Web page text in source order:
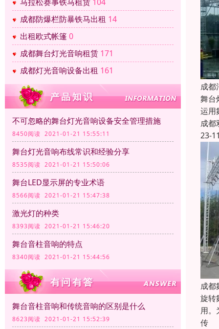
成都防爆栏防暴铁马出租 14
出租欧式帐篷 0
成都舞台灯光音响租赁 171
成都灯光音响设备出租 161
不可忽略的舞台灯光音响设备安全管理措施
8450阅读 2021-01-21 15:55:11
舞台灯光音响布线常识和经验分享
8535阅读 2021-01-21 15:50:06
舞台LED显示屏的专业术语
8566阅读 2021-01-21 15:47:38
激光灯的种类
8393阅读 2021-01-21 15:46:20
舞台音柱音响的特点
8340阅读 2021-01-21 15:44:56
舞台音柱音响和传统音响的区别是什么
8623阅读 2021-01-21 15:52:39
成都
舞台
运用
成都
23-
成都
旋转
用。
传